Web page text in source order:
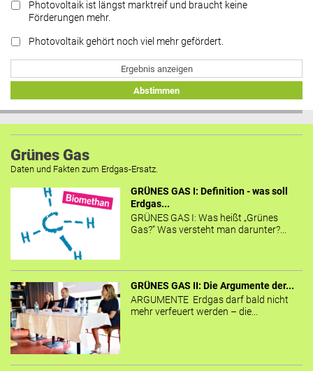
Photovoltaik ist längst marktreif und braucht keine
Förderungen mehr.
Photovoltaik gehört noch viel mehr gefördert.
Ergebnis anzeigen
Abstimmen
Grünes Gas
Daten und Fakten zum Erdgas-Ersatz.
GRÜNES GAS I: Definition - was soll
Erdgas...
GRÜNES GAS I: Was heißt „Grünes
Gas?“ Was versteht man darunter?...
GRÜNES GAS II: Die Argumente der...
ARGUMENTE Erdgas darf bald nicht
mehr verfeuert werden – die...